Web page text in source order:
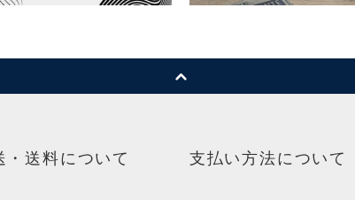
・送料について 支払い方法について